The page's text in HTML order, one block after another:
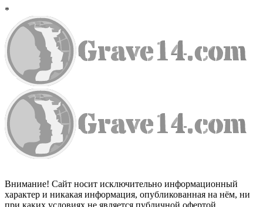
*
Внимание! Сайт носит исключительно информационный
характер и никакая информация, опубликованная на нём, ни